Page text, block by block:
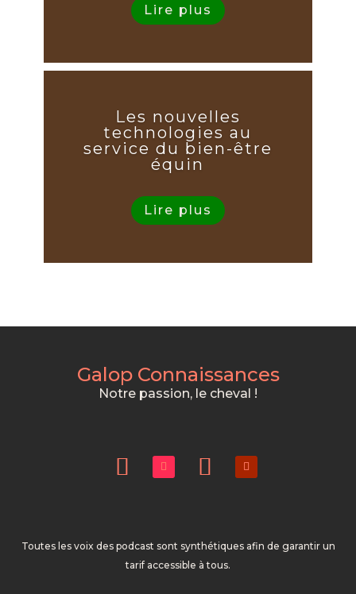
Lire plus
Les nouvelles
technologies au
service du bien-être
équin
Lire plus
Galop Connaissances
Notre passion, le cheval !
Toutes les voix des podcast sont synthétiques afin de garantir un
tarif accessible à tous.